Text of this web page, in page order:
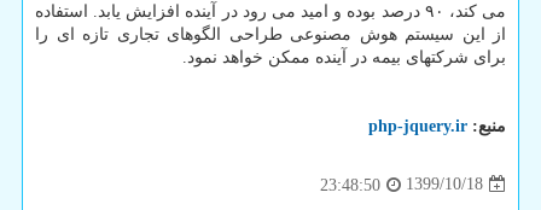
می کند، ۹۰ درصد بوده و امید می رود در آینده افزایش یابد. استفاده
از این سیستم هوش مصنوعی طراحی الگوهای تجاری تازه ای را
برای شرکتهای بیمه در آینده ممکن خواهد نمود.
منبع: php-jquery.ir
1399/10/18
23:48:50